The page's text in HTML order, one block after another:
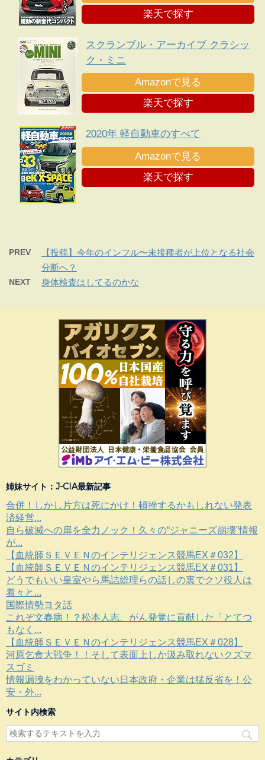
楽天で探す
スクランブル・アーカイブ クラシッ
ク・ミニ
Amazonで見る
楽天で探す
2020年 軽自動車のすべて
Amazonで見る
楽天で探す
PREV
【投稿】今年のインフル〜未接種者が上位となる社会
分断へ？
NEXT 身体検査はしてるのかな
姉妹サイト：J-CIA最新記事
合併！しかし片方は死にかけ！頓挫するかもしれない発表
済経営...
自ら破滅への扉を全力ノック！久々の“ジャニーズ崩壊”情報
が...
【血統師ＳＥＶＥＮのインテリジェンス競馬EX＃032】
【血統師ＳＥＶＥＮのインテリジェンス競馬EX＃031】
どうでもいい皇室やら馬詰総理らの話しの裏でクソ役人は
着々と...
国際情勢ヨタ話
これぞ文春病！？松本人志、がん発覚に貢献した「とてつ
もなく...
【血統師ＳＥＶＥＮのインテリジェンス競馬EX＃028】
河原乞食大戦争！！そして表面上しか汲み取れないクズマ
スゴミ
情報漏洩をわかっていない日本政府・企業は猛反省を！公
安・外...
サイト内検索